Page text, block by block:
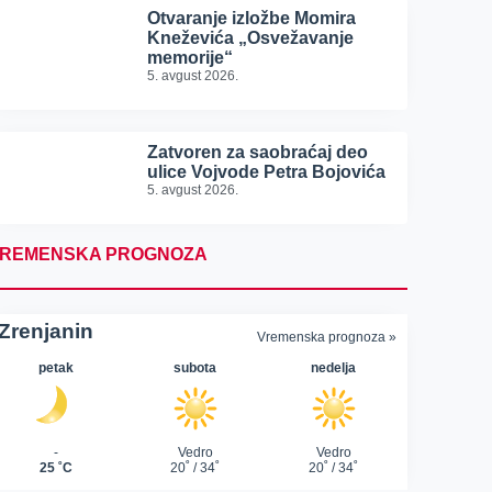
Otvaranje izložbe Momira
Kneževića „Osvežavanje
memorije“
5. avgust 2026.
Zatvoren za saobraćaj deo
ulice Vojvode Petra Bojovića
5. avgust 2026.
PROGNOZA